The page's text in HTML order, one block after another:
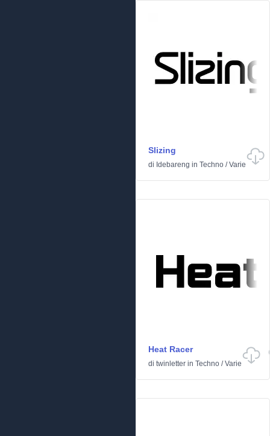
Slizing
di Idebareng in Techno /Varie
Heat Racer
di twinletter in Techno /Varie